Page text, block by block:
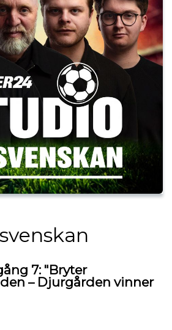
7: "Bryter
– Djurgården vinner